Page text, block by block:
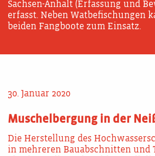
Sachsen-Anhalt (Erfassung und
erfasst. Neben Watbefischungen
beiden Fangboote zum Einsatz.
30. Januar 2020
Muschelbergung in der
Die Herstellung des
in mehreren Bauabschnitten und